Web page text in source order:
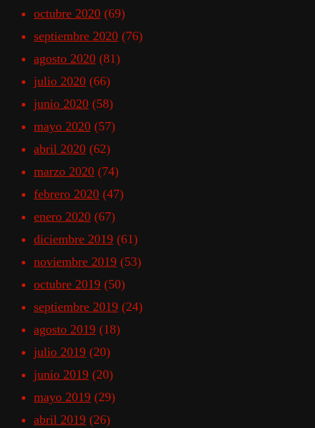
octubre 2020 (69)
septiembre 2020 (76)
agosto 2020 (81)
julio 2020 (66)
junio 2020 (58)
mayo 2020 (57)
abril 2020 (62)
marzo 2020 (74)
febrero 2020 (47)
enero 2020 (67)
diciembre 2019 (61)
noviembre 2019 (53)
octubre 2019 (50)
septiembre 2019 (24)
agosto 2019 (18)
julio 2019 (20)
junio 2019 (20)
mayo 2019 (29)
abril 2019 (26)